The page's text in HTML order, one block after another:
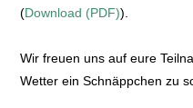
(Download (PDF)).
Wir freuen uns auf eure
Wetter ein Schnäppchen zu